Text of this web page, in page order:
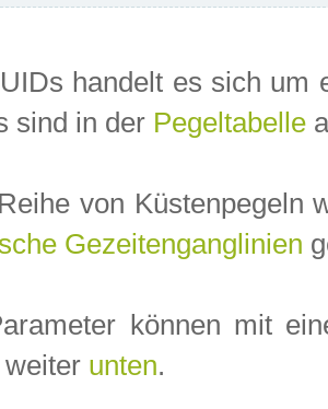
handelt es sich um
sind in der Pegeltabelle
von Küstenpegeln
Gezeitenganglinien
können mit
unten.